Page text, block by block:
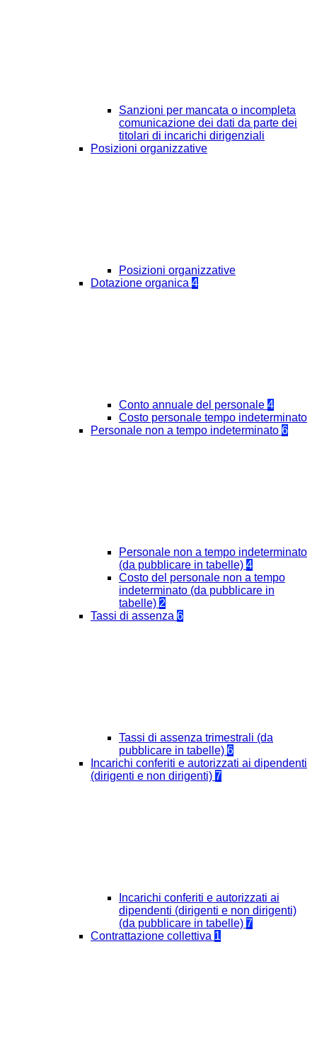
Sanzioni per mancata o incompleta
comunicazione dei dati da parte dei
titolari di incarichi dirigenziali
Posizioni organizzative
Posizioni organizzative
Dotazione organica 4
Conto annuale del personale 4
Costo personale tempo indeterminato
Personale non a tempo indeterminato 6
Personale non a tempo indeterminato
(da pubblicare in tabelle) 4
Costo del personale non a tempo
indeterminato (da pubblicare in
tabelle) 2
Tassi di assenza 6
Tassi di assenza trimestrali (da
pubblicare in tabelle) 6
Incarichi conferiti e autorizzati ai dipendenti
(dirigenti e non dirigenti) 7
Incarichi conferiti e autorizzati ai
dipendenti (dirigenti e non dirigenti)
(da pubblicare in tabelle) 7
Contrattazione collettiva 1